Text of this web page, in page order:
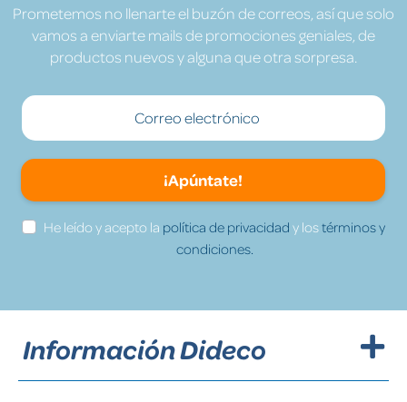
Prometemos no llenarte el buzón de correos, así que solo
vamos a enviarte mails de promociones geniales, de
productos nuevos y alguna que otra sorpresa.
¡Apúntate!
He leído y acepto la política de privacidad y lostérminos y
condiciones.
Información Dideco